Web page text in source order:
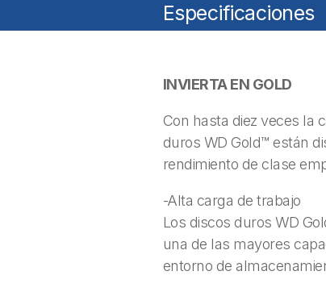
Especificaciones
INVIERTA EN GOLD
Con hasta diez veces la
duros WD Gold™ están
rendimiento de clase
-Alta carga de trabajo
Los discos duros WD
una de las mayores
entorno de